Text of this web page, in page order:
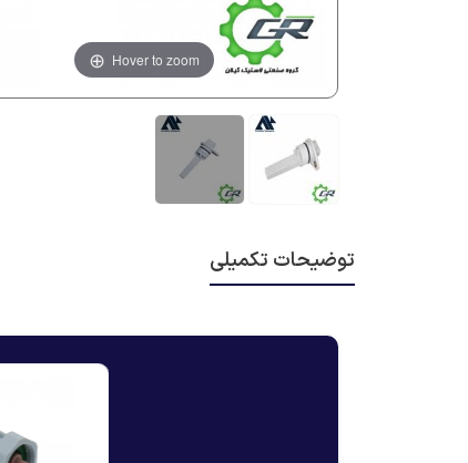
Hover to zoom
توضیحات تکمیلی